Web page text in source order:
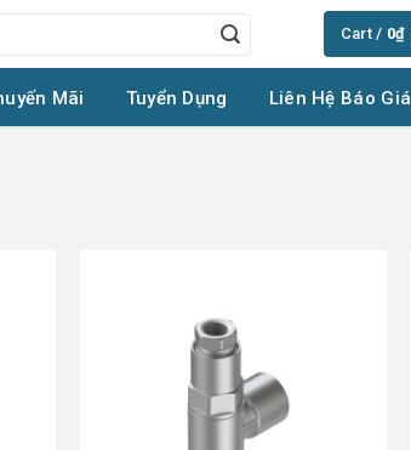
Cart / 0₫
Mãi Tuyển Dụng Liên Hệ Báo Giá